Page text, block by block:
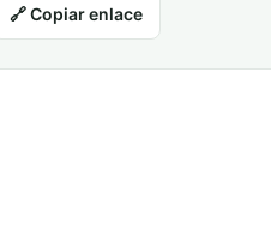
🔗 Copiar enlace